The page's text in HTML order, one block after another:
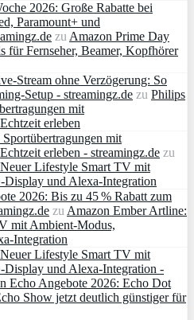
2026: Große Rabatte bei
Paramount+ und
zuAmazon Prime Day
für Fernseher, Beamer, Kopfhörer
Stream ohne Verzögerung: So
Setup - streamingz.de zu Philips
mit
erleben
mit
erleben - streamingz.de zu
Lifestyle Smart TV mit
und Alexa‑Integration
2026: Bis zu 45 % Rabatt zum
zuAmazon Ember Artline:
mit Ambient‑Modus,
Lifestyle Smart TV mit
und Alexa‑Integration -
Echo Angebote 2026: Echo Dot
Show jetzt deutlich günstiger für